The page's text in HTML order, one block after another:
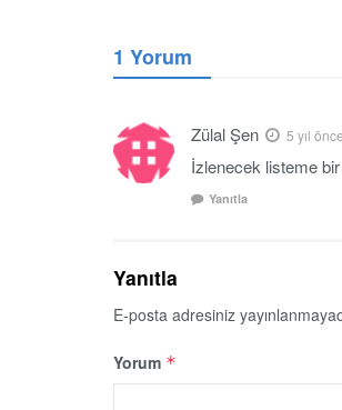
1 Yorum
Zülal Şen 5 yıl önce
İzlenecek listeme
Yanıtla
Yanıtla
E-posta adresiniz
Yorum *